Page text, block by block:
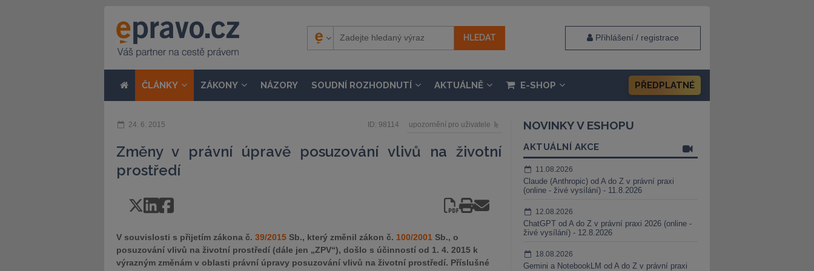
Přihlášení / registrace
ČLÁNKY ZÁKONY NÁZORY SOUDNÍ ROZHODNUTÍ AKTUÁLNĚ E-SHOP PŘEDPLATNÉ
24. 6. 2015 ID: 98114 upozornění pro uživatele
Změny v právní úpravě posuzování vlivů na životní
prostředí
V souvislosti s přijetím zákona č. 39/2015 Sb., který změnil zákon č. 100/2001 Sb., o
posuzování vlivů na životní prostředí (dále jen „ZPV“), došlo s účinností od 1. 4. 2015 k
výrazným změnám v oblasti právní úpravy posuzování vlivů na životní prostředí. Příslušné
NOVINKY V ESHOPU
AKTUÁLNÍ AKCE
11.08.2026
Claude (Anthropic) od A do Z v právní praxi
(online - živé vysílání) - 11.8.2026
12.08.2026
ChatGPT od A do Z v právní praxi 2026 (online -
živé vysílání) - 12.8.2026
18.08.2026
Gemini a NotebookLM od A do Z v právní praxi